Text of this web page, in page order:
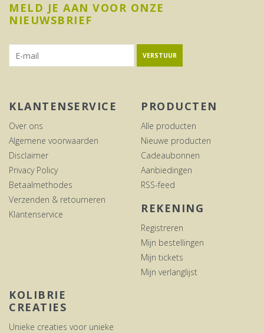
MELD JE AAN VOOR ONZE
NIEUWSBRIEF
VERSTUUR
KLANTENSERVICE
Over ons
Algemene voorwaarden
Disclaimer
Privacy Policy
Betaalmethodes
Verzenden & retourneren
Klantenservice
PRODUCTEN
Alle producten
Nieuwe producten
Cadeaubonnen
Aanbiedingen
RSS-feed
REKENING
Registreren
Mijn bestellingen
Mijn tickets
Mijn verlanglijst
KOLIBRIE
CREATIES
Unieke creaties voor unieke